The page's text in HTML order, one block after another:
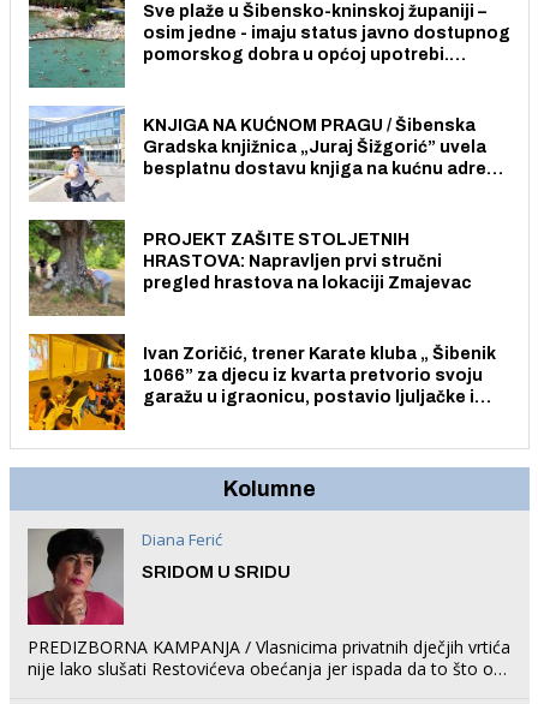
Sve plaže u Šibensko-kninskoj županiji –
osim jedne - imaju status javno dostupnog
pomorskog dobra u općoj upotrebi.
KNJIGA NA KUĆNOM PRAGU / Šibenska
Gradska knjižnica „Juraj Šižgorić” uvela
besplatnu dostavu knjiga na kućnu adresu
PROJEKT ZAŠITE STOLJETNIH
HRASTOVA: Napravljen prvi stručni
pregled hrastova na lokaciji Zmajevac
Ivan Zoričić, trener Karate kluba „ Šibenik
1066” za djecu iz kvarta pretvorio svoju
garažu u igraonicu, postavio ljuljačke i
Kolumne
Diana Ferić
SRIDOM U SRIDU
PREDIZBORNA KAMPANJA / Vlasnicima privatnih dječjih vrtića
nije lako slušati Restovićeva obećanja jer ispada da to što oni